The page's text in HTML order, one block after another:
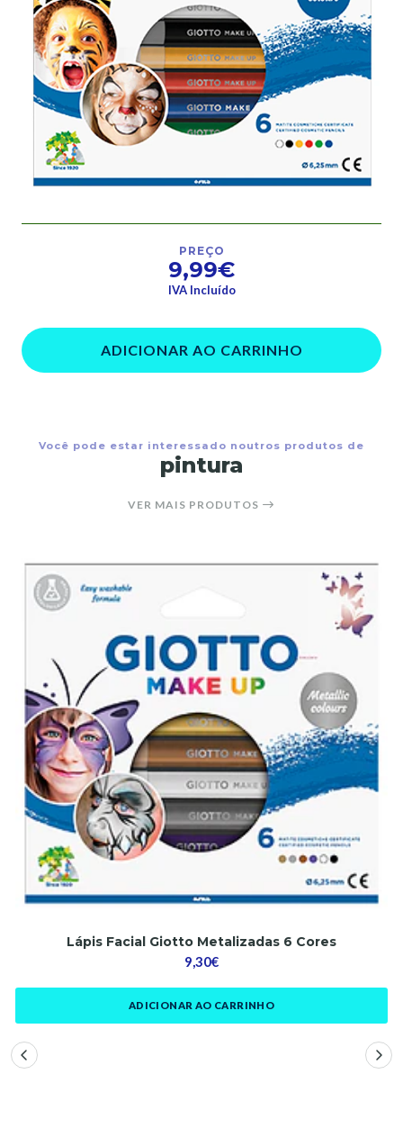
PREÇO
9,99€
IVA Incluído
ADICIONAR AO CARRINHO
Você pode estar interessado noutros produtos de
pintura
VER MAIS PRODUTOS
Lápis Facial Giotto Metalizadas 6 Cores
9,30€
ADICIONAR AO CARRINHO